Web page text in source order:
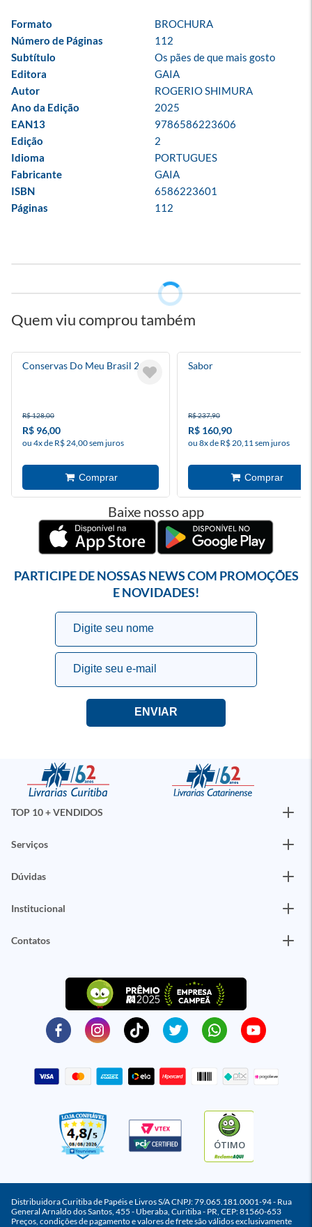
Formato
BROCHURA
Número de Páginas
112
Subtítulo
Os pães de que mais gosto
Editora
GAIA
Autor
ROGERIO SHIMURA
Ano da Edição
2025
EAN13
9786586223606
Edição
2
Idioma
PORTUGUES
Fabricante
GAIA
ISBN
6586223601
Páginas
112
Quem viu comprou também
Conservas Do Meu Brasil 2
R$ 128,00
R$ 96,00
ou 4x de R$ 24,00 sem juros
Sabor
R$ 237,90
R$ 160,90
ou 8x de R$ 20,11 sem juros
Baixe nosso app
PARTICIPE DE NOSSAS NEWS COM PROMOÇÕES
E NOVIDADES!
TOP 10 + VENDIDOS
Serviços
Dúvidas
Institucional
Contatos
ÓTIMO
Distribuidora Curitiba de Papéis e Livros S/A CNPJ: 79.065.181.0001-94 - Rua
General Arnaldo dos Santos, 455 - Uberaba, Curitiba - PR, CEP: 81560-653
Preços, condições de pagamento e valores de frete são válidos exclusivamente